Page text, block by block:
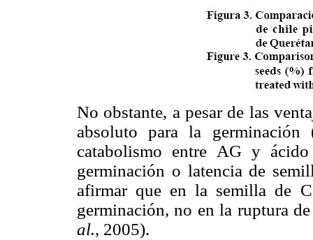
No obstante, a pesar de las
absoluto para la
catabolismo entre AG y
germinación o latencia de
afirmar que en la semilla de
germinación, no en la ruptura
al., 2005).